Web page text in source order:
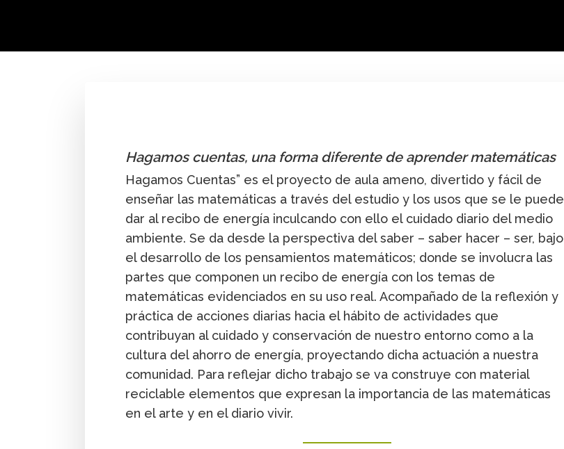
Hagamos cuentas, una forma diferente de aprender matemáticas
Hagamos Cuentas” es el proyecto de aula ameno, divertido y fácil de
enseñar las matemáticas a través del estudio y los usos que se le puede
dar al recibo de energía inculcando con ello el cuidado diario del medio
ambiente. Se da desde la perspectiva del saber – saber hacer – ser, bajo
el desarrollo de los pensamientos matemáticos; donde se involucra las
partes que componen un recibo de energía con los temas de
matemáticas evidenciados en su uso real. Acompañado de la reflexión y
práctica de acciones diarias hacia el hábito de actividades que
contribuyan al cuidado y conservación de nuestro entorno como a la
cultura del ahorro de energía, proyectando dicha actuación a nuestra
comunidad. Para reflejar dicho trabajo se va construye con material
reciclable elementos que expresan la importancia de las matemáticas
en el arte y en el diario vivir.